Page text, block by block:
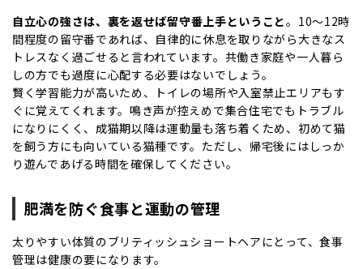
自立心の強さは、裏を返せば留守番上手ということ。10〜12時
間程度の留守番であれば、自律的に休息を取りながら大きなス
トレスなく過ごせると言われています。共働き家庭や一人暮ら
しの方でも過度に心配する必要はないでしょう。
賢く学習能力が高いため、トイレの場所や入室禁止エリアもす
ぐに覚えてくれます。鳴き声が控えめで集合住宅でもトラブル
になりにくく、成猫期以降は運動量も落ち着くため、初めて猫
を飼う方にも向いている猫種です。ただし、帰宅後にはしっか
り遊んであげる時間を確保してください。
肥満を防ぐ食事と運動の管理
太りやすい体質のブリティッシュショートヘアにとって、食事
管理は健康の要になります。